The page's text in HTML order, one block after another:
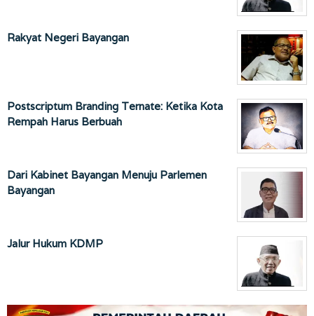
Rakyat Negeri Bayangan
Postscriptum Branding Ternate: Ketika Kota
Rempah Harus Berbuah
Dari Kabinet Bayangan Menuju Parlemen
Bayangan
Jalur Hukum KDMP